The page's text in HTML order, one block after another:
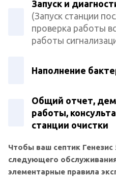
Запуск и
(Запуск станции
проверка работы
работы
Наполнение
Общий отчет,
работы,
станции очистки
Чтобы ваш септик
следующего
элементарные правила